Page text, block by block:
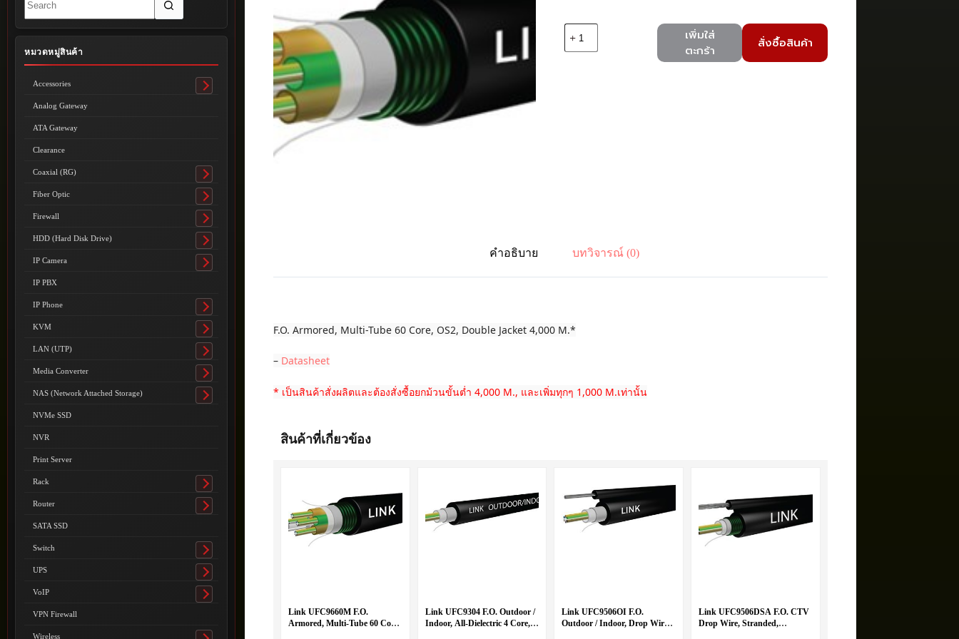
เพิ่มใส่
ตะกร้า
สั่งซื้อสินค้า
คำอธิบาย บทวิจารณ์ (0)
F.O. Armored, Multi-Tube 60 Core, OS2, Double Jacket 4,000 M.*
– Datasheet
* เป็นสินค้าสั่งผลิตและต้องสั่งซื้อยกม้วนขั้นต่ำ 4,000 M., และเพิ่มทุกๆ 1,000 M.เท่านั้น
สินค้าที่เกี่ยวข้อง
Link UFC9660M F.O.
Armored, Multi-Tube 60 Core,
Link UFC9304 F.O. Outdoor /
Indoor, All-Dielectric 4 Core,
Link UFC9506OI F.O.
Outdoor / Indoor, Drop Wire 6
Link UFC9506DSA F.O. CTV
Drop Wire, Stranded,
results
หมวดหมู่สินค้า
Accessories
Toggle
Analog Gateway
ATA Gateway
Clearance
Coaxial (RG)
Toggle
submenu
Fiber Optic
Toggle
submenu
Firewall
Toggle
submenu
HDD (Hard Disk Drive)
Toggle
submenu
IP Camera
Toggle
IP PBX
IP Phone
Toggle
submenu
KVM
Toggle
submenu
LAN (UTP)
Toggle
submenu
Media Converter
Toggle
submenu
NAS (Network Attached Storage)
Toggle
NVMe SSD
NVR
Print Server
Rack
Toggle
submenu
Router
Toggle
SATA SSD
Switch
Toggle
submenu
UPS
Toggle
submenu
VoIP
Toggle
VPN Firewall
Wireless